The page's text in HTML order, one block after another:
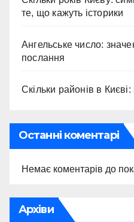
те, що кажуть історики
Ангельське число:
послання
Скільки районів в
Останні коментарі
Немає коментарів до
Архіви